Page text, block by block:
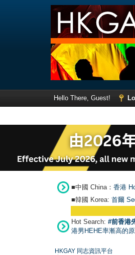
Hello There, Guest!
■中國 China： 香港
■韓國 Korea: 首爾
Hot Search: #前香港
港男HEHE率漸高的
HKGAY 同志資訊平台